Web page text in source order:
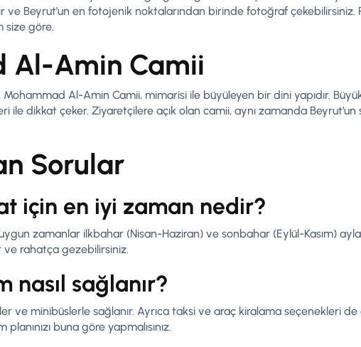
ve Beyrut’un en fotojenik noktalarından birinde fotoğraf çekebilirsiniz.
size göre.
Al-Amin Camii
Al-Amin Camii, mimarisi ile büyüleyen bir dini yapıdır.
ile dikkat çeker. Ziyaretçilere açık olan camii, aynı zamanda Beyrut’un
Sorular
için en iyi zaman nedir?
zamanlar ilkbahar (Nisan-Haziran) ve sonbahar (Eylül-Kasım)
ve rahatça gezebilirsiniz.
nasıl sağlanır?
ve minibüslerle sağlanır. Ayrıca taksi ve araç kiralama seçenekleri de
buna göre yapmalısınız.